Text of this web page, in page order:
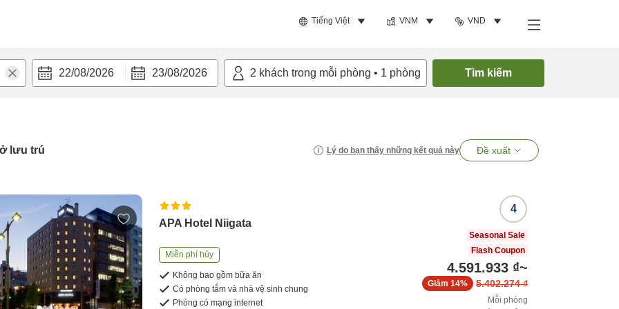
Tiếng Việt VNM VND
22/08/2026 23/08/2026 2 khách trong mỗi phòng • 1 phòng Tìm kiếm
lưu trú Lý do bạn thấy những kết quả này Đề xuất
APA Hotel Niigata
Miễn phí hủy
Không bao gồm bữa ăn
Có phòng tắm và nhà vệ sinh chung
Phòng có mạng internet
4
Seasonal Sale
Flash Coupon
4.591.933 ₫~
5.402.274 ₫
Giảm 14%
Mỗi phòng